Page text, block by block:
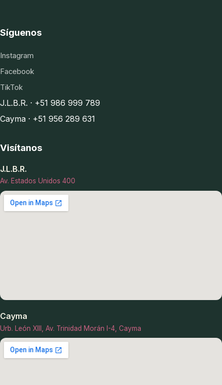
Síguenos
Instagram
Facebook
TikTok
J.L.B.R. · +51 986 999 789
Cayma · +51 956 289 631
Visítanos
J.L.B.R.
Av. Estados Unidos 400
Cayma
Urb. León XIII, Av. Trinidad Morán I-4, Cayma